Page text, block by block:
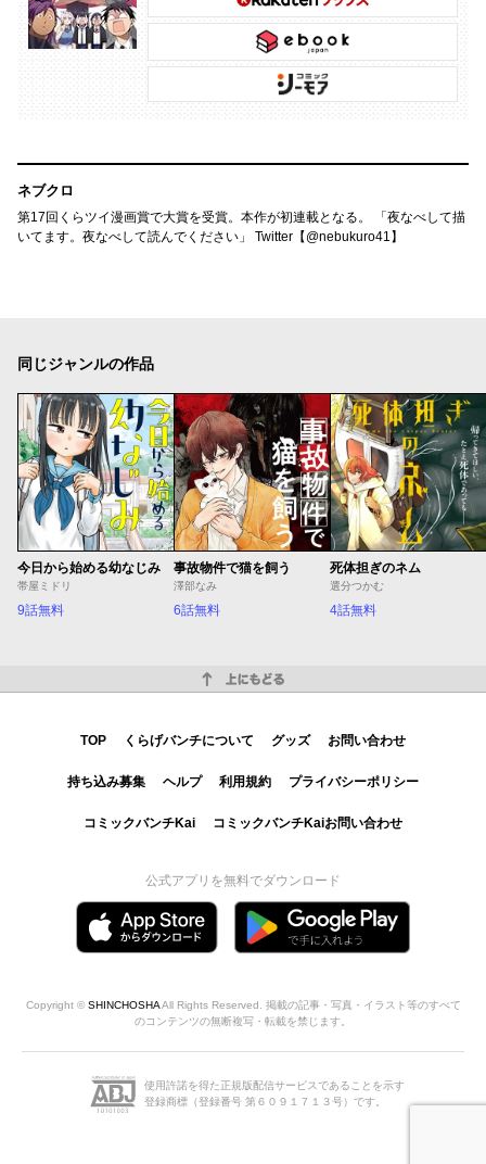
ネブクロ
第17回くらツイ漫画賞で大賞を受賞。本作が初連載となる。 「夜なべして描
いてます。夜なべして読んでください」 Twitter【@nebukuro41】
同じジャンルの作品
今日から始める幼なじみ
帯屋ミドリ
9話無料
事故物件で猫を飼う
澤部なみ
6話無料
死体担ぎのネム
選分つかむ
4話無料
TOP くらげバンチについて グッズ お問い合わせ
持ち込み募集 ヘルプ 利用規約 プライバシーポリシー
コミックバンチKai コミックバンチKaiお問い合わせ
公式アプリを無料でダウンロード
Copyright © SHINCHOSHAAll Rights Reserved. 掲載の記事・写真・イラスト等のすべて
のコンテンツの無断複写・転載を禁じます。
使用許諾を得た正規版配信サービスであることを示す
登録商標（登録番号 第６０９１７１３号）です。